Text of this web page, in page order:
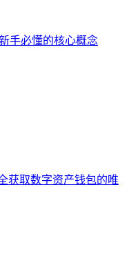
手必懂的核心概念
获取数字资产钱包的唯